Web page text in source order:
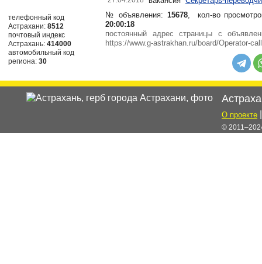
№ объявления: 15678, кол-во
20:00:18
постоянный адрес страницы с
https://www.g-astrakhan.ru/board/Operator-
телефонный код
Астрахани: 8512
почтовый индекс
Астрахань: 414000
автомобильный код
региона: 30
О проекте
©